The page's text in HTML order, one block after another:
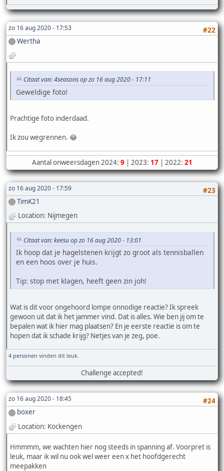
zo 16 aug 2020 - 17:53
#22
Wertha
Citaat van: 4seasons op zo 16 aug 2020 - 17:11
Geweldige foto!
Prachtige foto inderdaad.
Ik zou wegrennen. 😂
Aantal onweersdagen 2024: 9| 2023: 17| 2022: 21
zo 16 aug 2020 - 17:59
#23
TimK21
Location: Nijmegen
Citaat van: keesu op zo 16 aug 2020 - 13:01
Ik hoop dat je hagelstenen krijgt zo groot als tennisballen
en een hoos over je huis.
Tip: stop met klagen, heeft geen zin joh!
Wat is dit voor ongehoord lompe onnodige reactie? Ik spreek
gewoon uit dat ik het jammer vind. Dat is alles. Wie ben jij om te
bepalen wat ik hier mag plaatsen? En je eerste reactie is om te
hopen dat ik schade krijg? Netjes van je zeg, poe.
4 personen vinden dit leuk.
Challenge accepted!
zo 16 aug 2020 - 18:45
#24
boxer
Location: Kockengen
Hmmmm, we wachten hier nog steeds in spanning af. Voorpret is
leuk, maar ik wil nu ook wel weer een x het hoofdgerecht
meepakken